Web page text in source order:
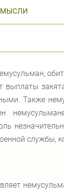
МЫСЛИ
выплаты
Также
службы,